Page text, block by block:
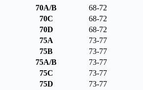
70A/B
68-72
70C
68-72
70D
68-72
75A
73-77
75B
73-77
75A/B
73-77
75C
73-77
75D
73-77